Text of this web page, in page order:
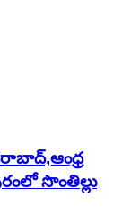
సొంతిల్లు